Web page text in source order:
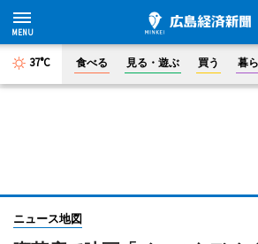
37°C 食べる 見る・遊ぶ 買う 暮
ニュース地図